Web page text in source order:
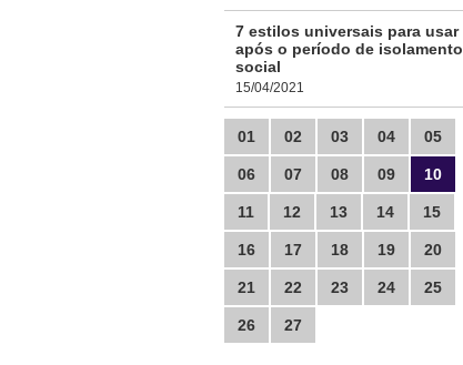
7 estilos universais para usar
após o período de isolamento
social
15/04/2021
01 02 03 04 05
06 07 08 09 10
11 12 13 14 15
16 17 18 19 20
21 22 23 24 25
26 27